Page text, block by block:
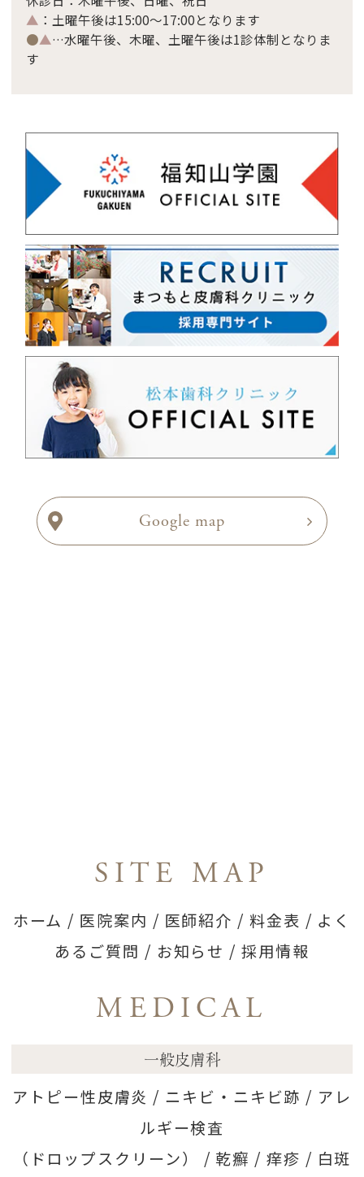
▲ ：土曜午後は15:00～17:00となります
●▲…水曜午後、木曜、土曜午後は1診体制となりま
す
Google map
SITE MAP
ホーム / 医院案内 / 医師紹介 / 料金表 / よく
あるご質問 / お知らせ /採用情報
MEDICAL
一般皮膚科
アトピー性皮膚炎 / ニキビ・ニキビ跡 / アレ
ルギー検査
（ドロップスクリーン） / 乾癬 / 痒疹 / 白斑